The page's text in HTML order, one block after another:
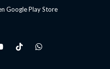
Google Play Store